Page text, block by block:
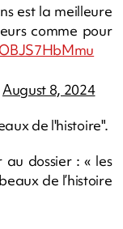
est la meilleure
comme pour
August 8, 2024
de l'histoire".
dossier : « les
de l’histoire